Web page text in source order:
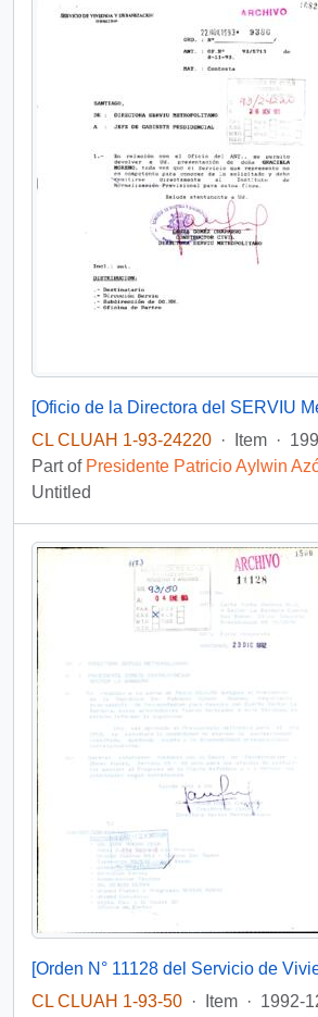
CL CLUAH 1-93-24220 · Item ·
Part of Presidente Patricio Aylwin
Untitled
CL CLUAH 1-93-50 · Item · 1992-